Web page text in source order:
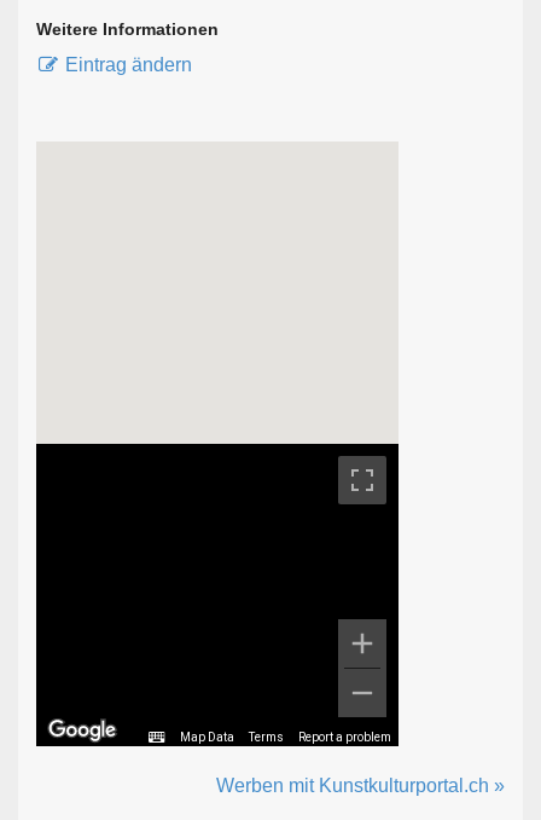
Weitere Informationen
Eintrag ändern
Map Data Terms Report a problem
Werben mit Kunstkulturportal.ch »